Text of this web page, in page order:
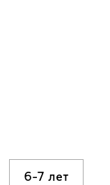
6-7 лет